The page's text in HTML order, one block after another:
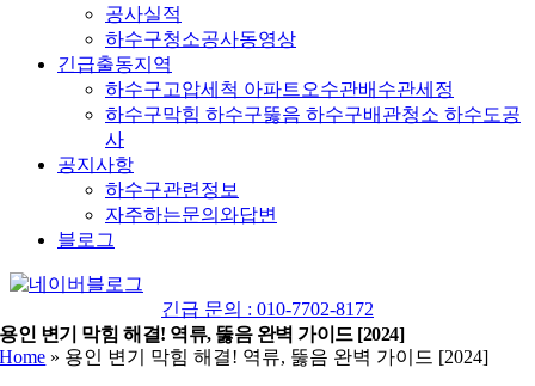
공사실적
하수구청소공사동영상
긴급출동지역
하수구고압세척 아파트오수관배수관세정
하수구막힘 하수구뚫음 하수구배관청소 하수도공
사
공지사항
하수구관련정보
자주하는문의와답변
블로그
네
버
블
긴급 문의 : 010-7702-8172
용인 변기 막힘 해결! 역류, 뚫음 완벽 가이드 [2024]
Home » 용인 변기 막힘 해결! 역류, 뚫음 완벽 가이드 [2024]